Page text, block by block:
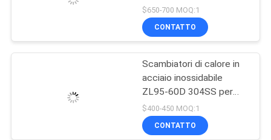
scambiatore di
calore
Tubo di rame Fino di
alluminio Nuova unità di
refrigerazione industriale
$650-700 MOQ:1
CONTATTO
Scambiatori di calore in
acciaio inossidabile
ZL95-60D 304SS per
uso domestico, agricolo
e di ristorazione per
raffreddamento
$400-450 MOQ:1
CONTATTO